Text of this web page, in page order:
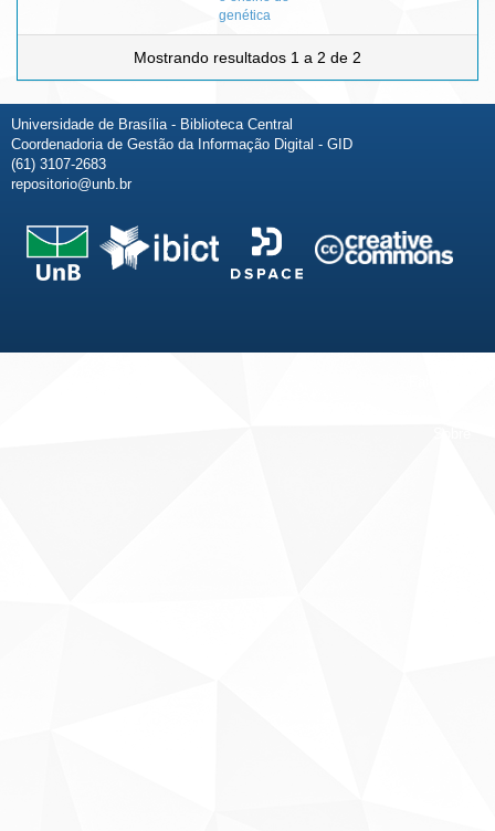
genética
Mostrando resultados 1 a 2 de 2
Universidade de Brasília - Biblioteca Central
Coordenadoria de Gestão da Informação Digital - GID
(61) 3107-2683
repositorio@unb.br